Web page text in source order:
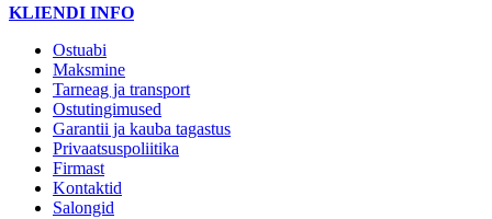
KLIENDI INFO
Ostuabi
Maksmine
Tarneag ja transport
Ostutingimused
Garantii ja kauba tagastus
Privaatsuspoliitika
Firmast
Kontaktid
Salongid